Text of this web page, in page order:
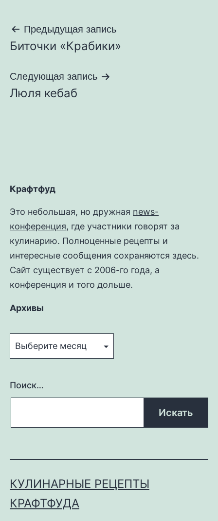
Навигация
по
записям
Предыдущая запись
Биточки «Крабики»
Следующая запись
Люля кебаб
Крафтфуд
Это небольшая, но дружная news-
конференция, где участники говорят за
кулинарию. Полноценные рецепты и
интересные сообщения сохраняются здесь.
Сайт существует с 2006-го года, а
конференция и того дольше.
Архивы
Поиск…
КУЛИНАРНЫЕ РЕЦЕПТЫ
КРАФТФУДА